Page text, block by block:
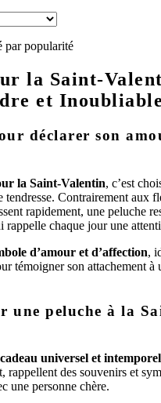
par popularité
la Saint-
et Inoubliable
déclarer son
la Saint-Valentin, c’est
tendresse. Contrairement aux
rapidement, une peluche
rappelle chaque jour une
d’amour et d’affection,
témoigner son attachement à
une peluche à la
universel et intemporel
rappellent des souvenirs et
une personne chère.